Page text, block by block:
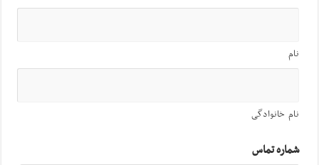
نام
نام خانوادگی
شماره تماس